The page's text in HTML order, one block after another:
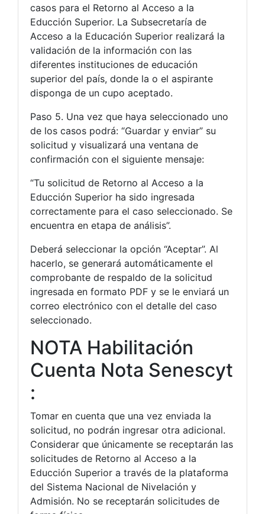
casos para el Retorno al Acceso a la
Educción Superior. La Subsecretaría de
Acceso a la Educación Superior realizará la
validación de la información con las
diferentes instituciones de educación
superior del país, donde la o el aspirante
disponga de un cupo aceptado.
Paso 5. Una vez que haya seleccionado uno
de los casos podrá: “Guardar y enviar” su
solicitud y visualizará una ventana de
confirmación con el siguiente mensaje:
“Tu solicitud de Retorno al Acceso a la
Educción Superior ha sido ingresada
correctamente para el caso seleccionado. Se
encuentra en etapa de análisis”.
Deberá seleccionar la opción “Aceptar”. Al
hacerlo, se generará automáticamente el
comprobante de respaldo de la solicitud
ingresada en formato PDF y se le enviará un
correo electrónico con el detalle del caso
seleccionado.
NOTA Habilitación
Cuenta Nota Senescyt
:
Tomar en cuenta que una vez enviada la
solicitud, no podrán ingresar otra adicional.
Considerar que únicamente se receptarán las
solicitudes de Retorno al Acceso a la
Educción Superior a través de la plataforma
del Sistema Nacional de Nivelación y
Admisión. No se receptarán solicitudes de